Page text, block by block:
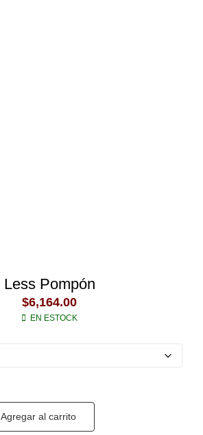
Less Pompón
$6,164.00
EN ESTOCK
Agregar al carrito